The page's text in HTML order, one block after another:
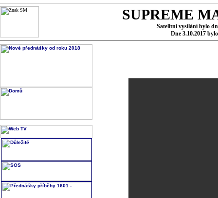
SUPREME
Satelitní vysílání bylo
Dne 3.10.2017